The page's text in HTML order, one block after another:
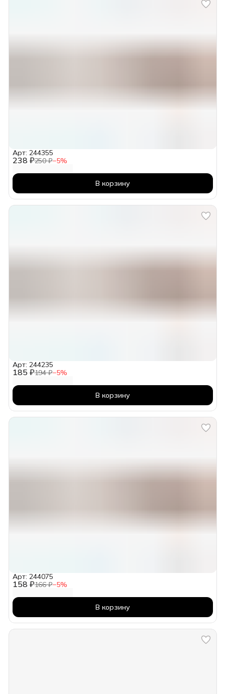
238 ₽250 ₽−5%
Арт: 244355
В корзину
185 ₽194 ₽−5%
Арт: 244235
В корзину
158 ₽166 ₽−5%
Арт: 244075
В корзину